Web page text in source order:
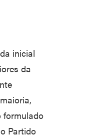
inicial
da
formulado
Partido